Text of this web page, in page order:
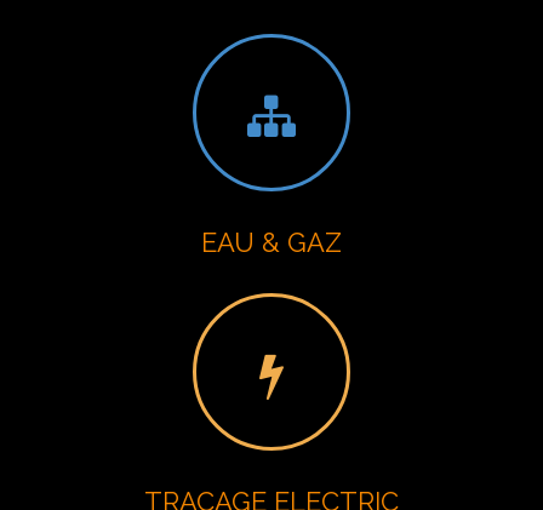
EAU & GAZ
TRACAGE ELECTRIC